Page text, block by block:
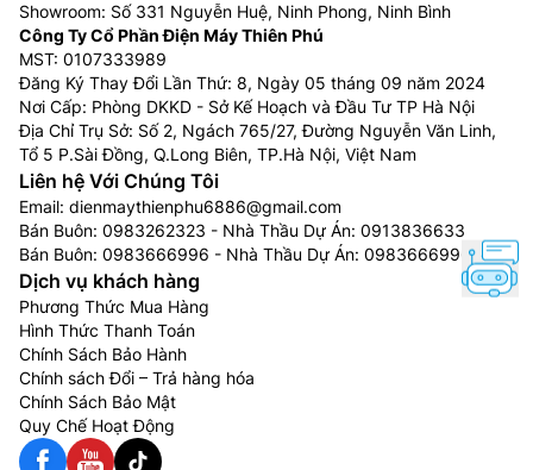
1-3 thành viên, đảm bảo cung cấp đủ nguồn nước
cho những gia đình nhỏ hiện đại.
Máy nước nóng 21 – 30L: Với dung tích lớn như
vậy thì đây là sản phẩm dành cho những gia đình
đông người và có nhu cầu sử dụng nước nóng lớn
vào mùa đông.
Chất liệu cấu thành máy
Nên cân nhắc sản phẩm có tráng men hay không. Các
loại sản phẩm tráng men sẽ giảm thiểu được sự ăn
mòn do các chất cặn tích tụ bám vào bề mặt. Đồng
thời cách điện hiệu quả hơn rất nhiều. Giá của loại
bình tráng men thường cao hơn loại không tráng men.
Vỏ máy bằng đồng có tuổi thọ lâu hơn vỏ máy bằng
nhựa, tuy nhiên sẽ bị ô xi hóa ở nguồn nước nhiều
Showroom: Số 331 Nguyễn Huệ, Ninh Phong, Ninh Bình
Công Ty Cổ Phần Điện Máy Thiên Phú
MST: 0107333989
Đăng Ký Thay Đổi Lần Thứ: 8, Ngày 05 tháng 09 năm 2024
Nơi Cấp: Phòng DKKD - Sở Kế Hoạch và Đầu Tư TP Hà Nội
Địa Chỉ Trụ Sở: Số 2, Ngách 765/27, Đường Nguyễn Văn Linh,
Tổ 5 P.Sài Đồng, Q.Long Biên, TP.Hà Nội, Việt Nam
Liên hệ Với Chúng Tôi
Email: dienmaythienphu6886@gmail.com
Bán Buôn: 0983262323 - Nhà Thầu Dự Án: 0913836633
Bán Buôn: 0983666996 - Nhà Thầu Dự Án: 0983666996
Dịch vụ khách hàng
Phương Thức Mua Hàng
Hình Thức Thanh Toán
Chính Sách Bảo Hành
Chính sách Đổi – Trả hàng hóa
Chính Sách Bảo Mật
Quy Chế Hoạt Động